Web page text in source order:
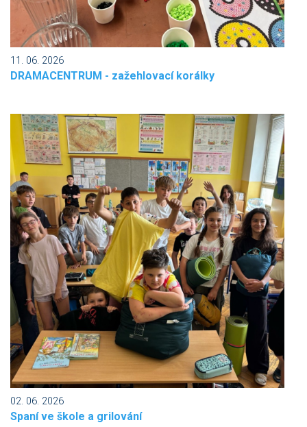
11. 06. 2026
DRAMACENTRUM - zažehlovací korálky
02. 06. 2026
Spaní ve škole a grilování